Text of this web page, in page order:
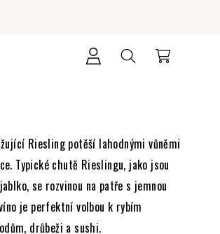
Riesling potěší lahodnými vůněmi
Typické chutě Rieslingu, jako jsou
se rozvinou na patře s jemnou
je perfektní volbou k rybím
drůbeži a sushi.